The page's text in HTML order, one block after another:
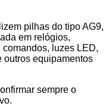
pilhas do tipo AG9,
em relógios,
luzes LED,
outros equipamentos
sempre o